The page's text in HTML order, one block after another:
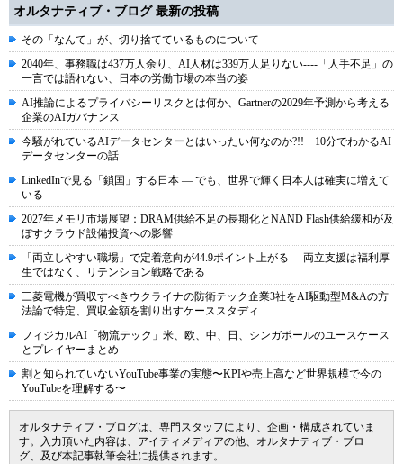
オルタナティブ・ブログ 最新の投稿
その「なんて」が、切り捨てているものについて
2040年、事務職は437万人余り、AI人材は339万人足りない----「人手不足」の
一言では語れない、日本の労働市場の本当の姿
AI推論によるプライバシーリスクとは何か、Gartnerの2029年予測から考える
企業のAIガバナンス
今騒がれているAIデータセンターとはいったい何なのか?!! 10分でわかるAI
データセンターの話
LinkedInで見る「鎖国」する日本 ― でも、世界で輝く日本人は確実に増えて
いる
2027年メモリ市場展望：DRAM供給不足の長期化とNAND Flash供給緩和が及
ぼすクラウド設備投資への影響
「両立しやすい職場」で定着意向が44.9ポイント上がる----両立支援は福利厚
生ではなく、リテンション戦略である
三菱電機が買収すべきウクライナの防衛テック企業3社をAI駆動型M&Aの方
法論で特定、買収金額を割り出すケーススタディ
フィジカルAI「物流テック」米、欧、中、日、シンガポールのユースケース
とプレイヤーまとめ
割と知られていないYouTube事業の実態〜KPIや売上高など世界規模で今の
YouTubeを理解する〜
オルタナティブ・ブログは、専門スタッフにより、企画・構成されていま
す。入力頂いた内容は、アイティメディアの他、オルタナティブ・ブロ
グ、及び本記事執筆会社に提供されます。